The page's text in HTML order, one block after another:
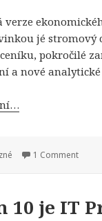
verze
jé stromový
pokročilé
a nové
1 Comment
10 je IT